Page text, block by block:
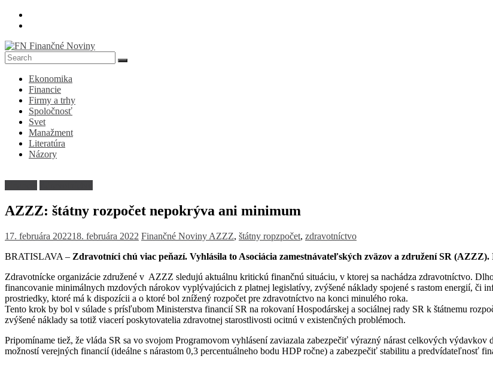
Skip
FN
Finančné
Noviny
Denník
ekonomike
spoločnosti
Ekonomika
Financie
Firmy a trhy
Spoločnosť
Svet
Manažment
Literatúra
Názory
AZZZ: štátny rozpočet nepokrýva ani minimum
17. februára 202218. februára 2022 Finančné Noviny AZZZ, štátny ropzpočet, zdravotníctvo
BRATISLAVA – Zdravotníci chú viac peňazí. Vyhlásila to Asociácia zamestnávateľských zväzov a združení SR
Zdravotnícke organizácie združené v AZZZ sledujú aktuálnu kritickú finančnú situáciu, v ktorej sa nachádza zdravotníctvo.
financovanie minimálnych mzdových nárokov vyplývajúcich z platnej legislatívy, zvýšené náklady spojené s rastom energií, či
prostriedky, ktoré má k dispozícii a o ktoré bol znížený rozpočet pre zdravotníctvo na konci minulého roka.
Tento krok by bol v súlade s prísľubom Ministerstva financií SR na rokovaní Hospodárskej a sociálnej rady SR k štátnemu
zvýšené náklady sa totiž viacerí poskytovatelia zdravotnej starostlivosti ocitnú v existenčných problémoch.
Pripomíname tiež, že vláda SR sa vo svojom Programovom vyhlásení zaviazala zabezpečiť výrazný nárast celkových
možností verejných financií (ideálne s nárastom 0,3 percentuálneho bodu HDP ročne) a zabezpečiť stabilitu a predvídateľnosť